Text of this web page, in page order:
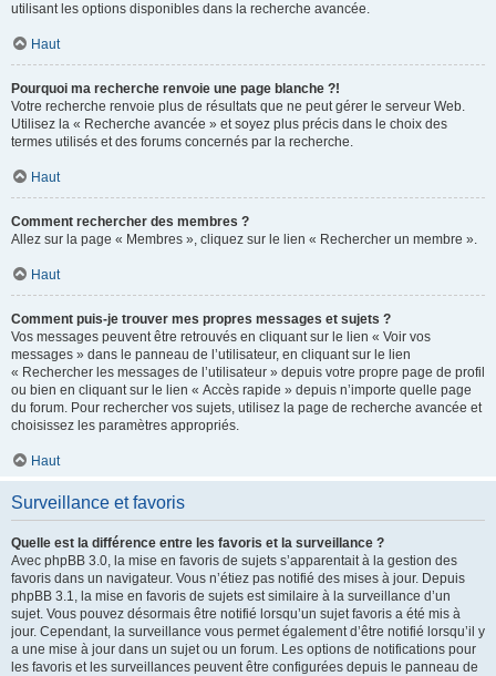
utilisant les options disponibles dans la recherche avancée.
Haut
Pourquoi ma recherche renvoie une page blanche ?!
Votre recherche renvoie plus de résultats que ne peut gérer le serveur Web.
Utilisez la « Recherche avancée » et soyez plus précis dans le choix des
termes utilisés et des forums concernés par la recherche.
Haut
Comment rechercher des membres ?
Allez sur la page « Membres », cliquez sur le lien « Rechercher un membre ».
Haut
Comment puis-je trouver mes propres messages et sujets ?
Vos messages peuvent être retrouvés en cliquant sur le lien « Voir vos
messages » dans le panneau de l’utilisateur, en cliquant sur le lien
« Rechercher les messages de l’utilisateur » depuis votre propre page de profil
ou bien en cliquant sur le lien « Accès rapide » depuis n’importe quelle page
du forum. Pour rechercher vos sujets, utilisez la page de recherche avancée et
choisissez les paramètres appropriés.
Haut
Surveillance et favoris
Quelle est la différence entre les favoris et la surveillance ?
Avec phpBB 3.0, la mise en favoris de sujets s’apparentait à la gestion des
favoris dans un navigateur. Vous n’étiez pas notifié des mises à jour. Depuis
phpBB 3.1, la mise en favoris de sujets est similaire à la surveillance d’un
sujet. Vous pouvez désormais être notifié lorsqu’un sujet favoris a été mis à
jour. Cependant, la surveillance vous permet également d’être notifié lorsqu’il y
a une mise à jour dans un sujet ou un forum. Les options de notifications pour
les favoris et les surveillances peuvent être configurées depuis le panneau de